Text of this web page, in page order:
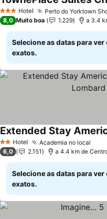
3 EstrelasHotel Perto do Yorktown
8,0 Muito boa 1.229 a 3.4
Selecione as datas para
exatos.
2 Estrelas
Hotel Academia no local
6,0 2.151 a 4.4 km de
Selecione as datas para
exatos.